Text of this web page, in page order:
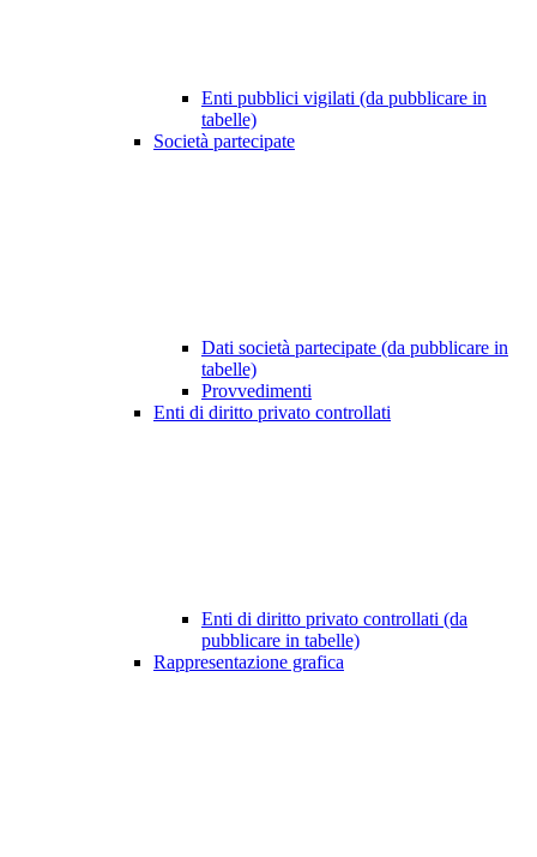
Enti pubblici vigilati (da pubblicare in
tabelle)
Società partecipate
Dati società partecipate (da pubblicare in
tabelle)
Provvedimenti
Enti di diritto privato controllati
Enti di diritto privato controllati (da
pubblicare in tabelle)
Rappresentazione grafica